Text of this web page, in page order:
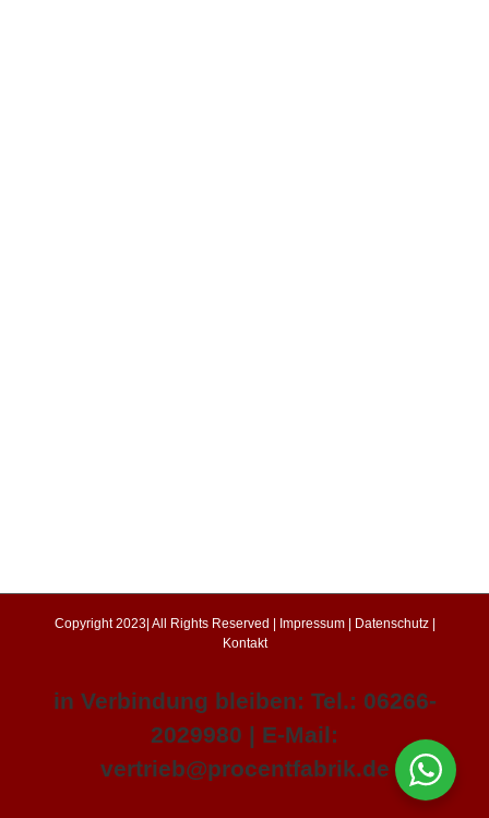
Copyright 2023| All Rights Reserved | Impressum| Datenschutz|
Kontakt
in Verbindung bleiben: Tel.: 06266-
2029980 | E-Mail:
vertrieb@procentfabrik.de